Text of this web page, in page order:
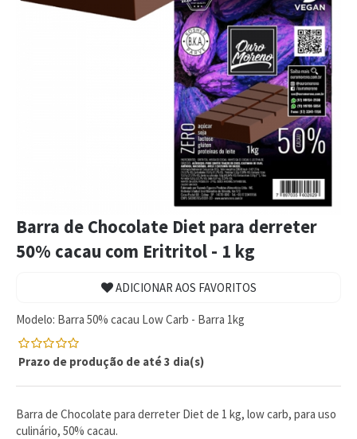
Barra de Chocolate Diet para derreter
50% cacau com Eritritol - 1 kg
ADICIONAR AOS FAVORITOS
Modelo: Barra 50% cacau Low Carb - Barra 1kg
0
5
com
0
Prazo de produção de até 3 dia(s)
Barra de Chocolate para derreter Diet de 1 kg, low carb, para uso
culinário, 50% cacau.